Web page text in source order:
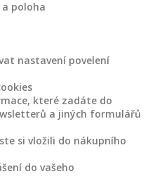
poloha
nastavení povelení
které zadáte do
a jiných formulářů
si vložili do nákupního
do vašeho